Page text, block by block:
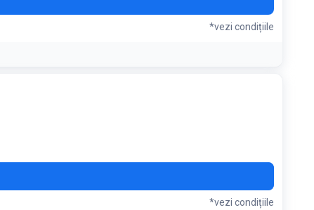
*vezi condițiile
*vezi condițiile